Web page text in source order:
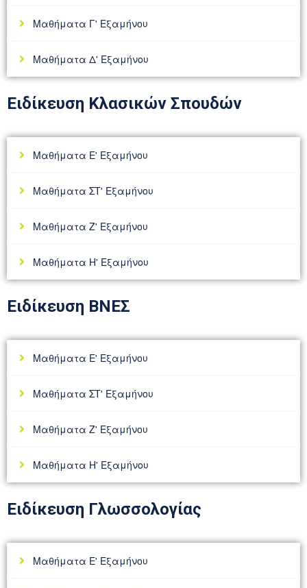
Μαθήματα Γ' Εξαμήνου
Μαθήματα Δ' Εξαμήνου
Ειδίκευση Κλασικών Σπουδών
Μαθήματα Ε' Εξαμήνου
Μαθήματα ΣΤ' Εξαμήνου
Μαθήματα Ζ' Εξαμήνου
Μαθήματα Η' Εξαμήνου
Ειδίκευση ΒΝΕΣ
Μαθήματα Ε' Εξαμήνου
Μαθήματα ΣΤ' Εξαμήνου
Μαθήματα Ζ' Εξαμήνου
Μαθήματα Η' Εξαμήνου
Ειδίκευση Γλωσσολογίας
Μαθήματα Ε' Εξαμήνου